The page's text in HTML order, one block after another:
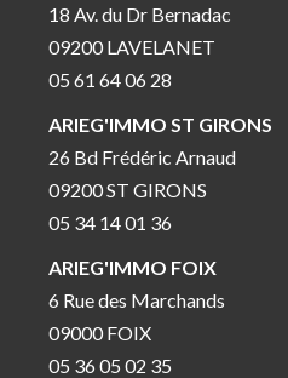
18 Av. du Dr Bernadac
09200 LAVELANET
05 61 64 06 28
ARIEG'IMMO ST GIRONS
26 Bd Frédéric Arnaud
09200 ST GIRONS
05 34 14 01 36
ARIEG'IMMO FOIX
6 Rue des Marchands
09000 FOIX
05 36 05 02 35